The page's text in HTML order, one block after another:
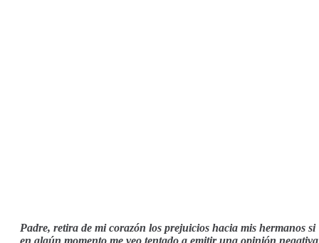
Padre, retira de mi corazón los prejuicios hacia mis hermanos si
en algún momento me veo tentado a emitir una opinión negativa